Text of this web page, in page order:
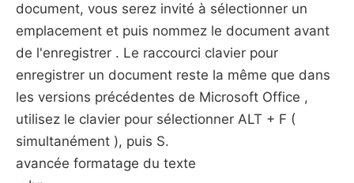
document, vous serez invité à sélectionner un
emplacement et puis nommez le document avant
de l'enregistrer . Le raccourci clavier pour
enregistrer un document reste la même que dans
les versions précédentes de Microsoft Office ,
utilisez le clavier pour sélectionner ALT + F (
simultanément ), puis S.
avancée formatage du texte